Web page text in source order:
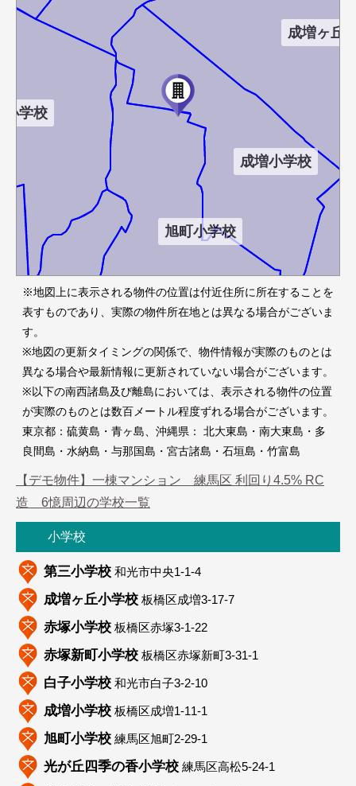
成増ヶ丘
成増小学校
旭町小学校
光が丘四季の香小学校 光が丘秋
小学校
※地図上に表示される物件の位置は付近住所に所在することを
表すものであり、実際の物件所在地とは異なる場合がございま
す。
※地図の更新タイミングの関係で、物件情報が実際のものとは
異なる場合や最新情報に更新されていない場合がございます。
※以下の南西諸島及び離島においては、表示される物件の位置
が実際のものとは数百メートル程度ずれる場合がございます。
東京都：硫黄島・青ヶ島、沖縄県： 北大東島・南大東島・多
良間島・水納島・与那国島・宮古諸島・石垣島・竹富島
【デモ物件】一棟マンション 練馬区 利回り4.5% RC
造 6憶周辺の学校一覧
小学校
第三小学校 和光市中央1-1-4
成増ヶ丘小学校 板橋区成増3-17-7
赤塚小学校 板橋区赤塚3-1-22
赤塚新町小学校 板橋区赤塚新町3-31-1
白子小学校 和光市白子3-2-10
成増小学校 板橋区成増1-11-1
旭町小学校 練馬区旭町2-29-1
光が丘四季の香小学校 練馬区高松5-24-1